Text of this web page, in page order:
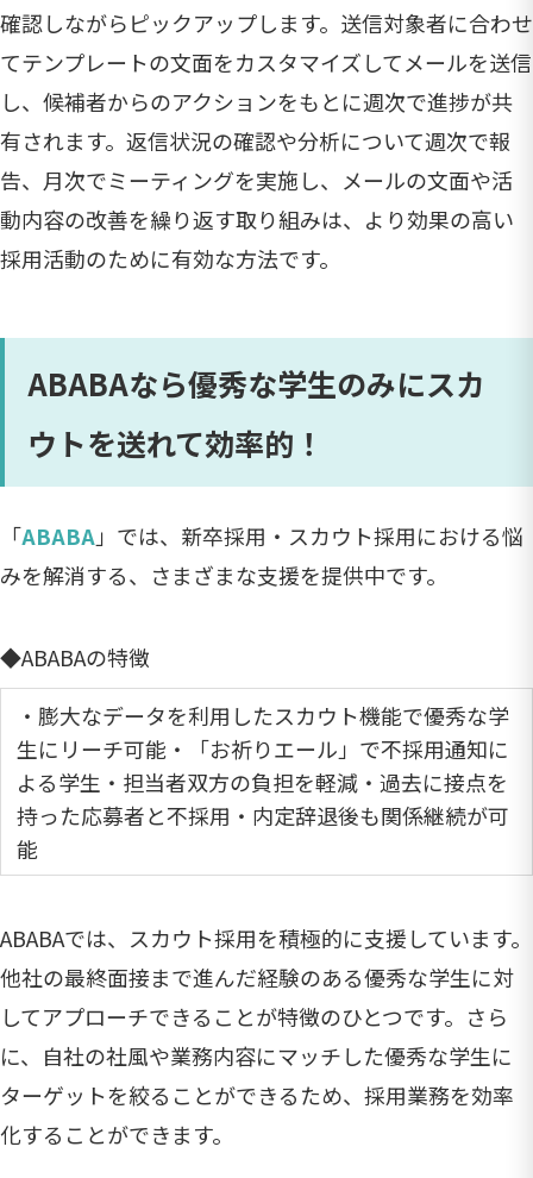
確認しながらピックアップします。送信対象者に合わせ
てテンプレートの文面をカスタマイズしてメールを送信
し、候補者からのアクションをもとに週次で進捗が共
有されます。返信状況の確認や分析について週次で報
告、月次でミーティングを実施し、メールの文面や活
動内容の改善を繰り返す取り組みは、より効果の高い
採用活動のために有効な方法です。
ABABAなら優秀な学生のみにスカ
ウトを送れて効率的！
「ABABA」では、新卒採用・スカウト採用における悩
みを解消する、さまざまな支援を提供中です。
◆ABABAの特徴
・膨大なデータを利用したスカウト機能で優秀な学
生にリーチ可能・「お祈りエール」で不採用通知に
よる学生・担当者双方の負担を軽減・過去に接点を
持った応募者と不採用・内定辞退後も関係継続が可
能
ABABAでは、スカウト採用を積極的に支援しています。
他社の最終面接まで進んだ経験のある優秀な学生に対
してアプローチできることが特徴のひとつです。さら
に、自社の社風や業務内容にマッチした優秀な学生に
ターゲットを絞ることができるため、採用業務を効率
化することができます。